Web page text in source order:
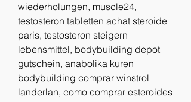
wiederholungen, muscle24,
testosteron tabletten achat steroide
paris, testosteron steigern
lebensmittel, bodybuilding depot
gutschein, anabolika kuren
bodybuilding comprar winstrol
landerlan, como comprar esteroides